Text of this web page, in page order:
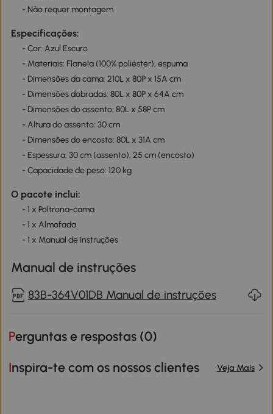
- Não requer montagem
Especificações:
- Cor: Azul Escuro
- Materiais: Flanela (100% poliéster), espuma
- Dimensões da cama: 210L x 80P x 15A cm
- Dimensões dobradas: 80L x 80P x 64A cm
- Dimensões do assento: 80L x 58P cm
- Altura do assento: 30 cm
- Dimensões do encosto: 80L x 31A cm
- Espessura: 30 cm (assento), 25 cm (encosto)
- Capacidade de peso: 120 kg
O pacote inclui:
- 1 x Poltrona-cama
- 1 x Almofada
- 1 x Manual de Instruções
Manual de instruções
83B-364V01DB Manual de instruções
Perguntas e respostas (0)
Inspira-te com os nossos clientes Veja Mais